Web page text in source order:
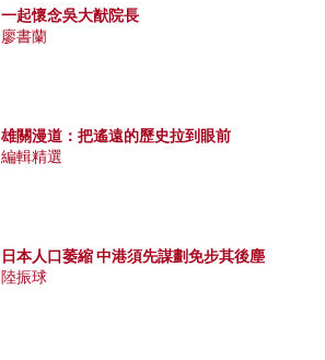
一起懷念吳大猷院長
廖書蘭
雄關漫道：把遙遠的歷史拉到眼前
編輯精選
日本人口萎縮 中港須先謀劃免步其後塵
陸振球